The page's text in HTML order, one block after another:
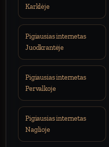
Karklėje
Pigiausias internetas
Juodkrantėje
Pigiausias internetas
Pervalkoje
Pigiausias internetas
Naglioje